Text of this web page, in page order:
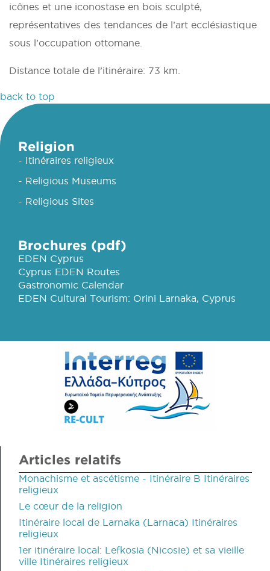
icônes et une iconostase en bois sculpté,
représentatives des tendances de l’art ecclésiastique
sous l’occupation ottomane.
Distance totale de l’itinéraire: 73 km.
back to top
Religion
- Itinéraires religieux
- Religious Museums
- Religious Sites
Brochures (pdf)
EDEN Cyprus
Cyprus EDEN Routes
Gastronomic Calendar
EDEN Cultural Tourism: Orini Larnaka, Cyprus
Articles relatifs
Monachisme et ascétisme - Itinéraire B Itinéraires
religieux
Le cœur de la religion
Itinéraire local de Larnaka (Larnaca) Itinéraires
religieux
1er itinéraire local: Lefkosia (Nicosie) et sa vieille
ville Itinéraires religieux